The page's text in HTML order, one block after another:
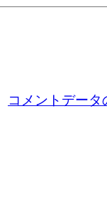
コメントデー